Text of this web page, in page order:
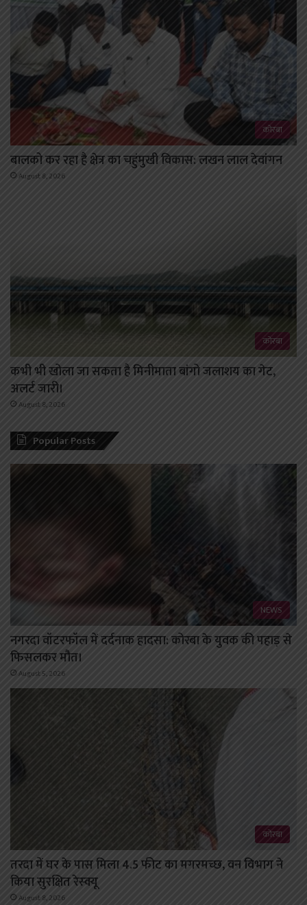
कोरबा
बालको कर रहा है क्षेत्र का चहुंमुखी विकास: लखन लाल देवांगन
August 8, 2026
कोरबा
कभी भी खोला जा सकता है मिनीमाता बांगो जलाशय का गेट,
अलर्ट जारी।
August 8, 2026
Popular Posts
NEWS
नगरदा वॉटरफॉल में दर्दनाक हादसा: कोरबा के युवक की पहाड़ से
फिसलकर मौत।
August 5, 2026
कोरबा
तरदा में घर के पास मिला 4.5 फीट का मगरमच्छ, वन विभाग ने
किया सुरक्षित रेस्क्यू
August 8, 2026